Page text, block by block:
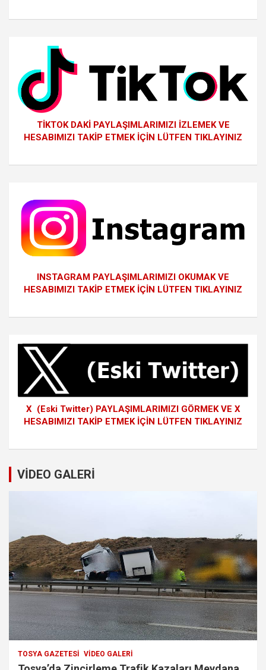
TİKTOK DAKİ PAYLAŞIMLARIMIZI İZLEMEK VE
HESABIMIZI TAKİP ETMEK İÇİN LÜTFEN TIKLAYINIZ
INSTAGRAM PAYLAŞIMLARIMIZI OKUMAK VE
HESABIMIZI TAKİP ETMEK İÇİN LÜTFEN TIKLAYINIZ
X (Eski Twitter) PAYLAŞIMLARIMIZI GÖRMEK VE X
HESABIMIZI TAKİP ETMEK İÇİN LÜTFEN TIKLAYINIZ
VİDEO GALERİ
TOSYA GAZETESI VIDEO GALERI